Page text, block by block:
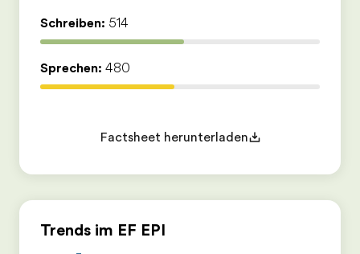
Schreiben: 514
Sprechen: 480
Factsheet herunterladen
Trends im EF EPI